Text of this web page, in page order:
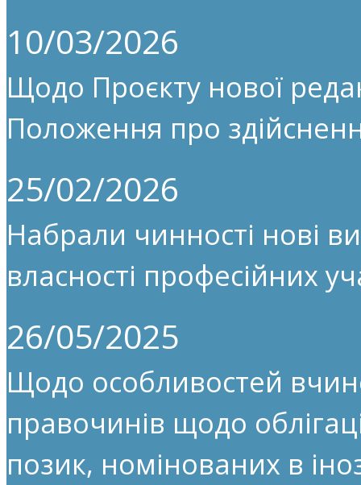
10/03/2026
Щодо Проєкту нової
Положення про
25/02/2026
Набрали чинності нові
власності професійних
26/05/2025
Щодо особливостей
правочинів щодо
позик, номінованих в